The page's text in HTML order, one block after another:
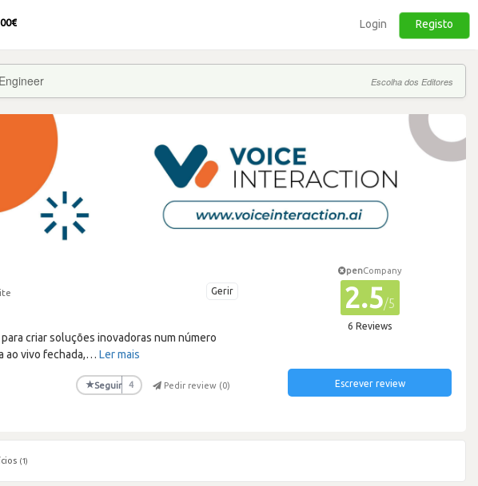
Login Registo
Escolha dos Editores
Gerir
criar soluções inovadoras num número
ao vivo fechada,… Ler mais
★Seguir 4 Pedir review (0)
penCompany
2.5/5
6 Reviews
Escrever review
(1)